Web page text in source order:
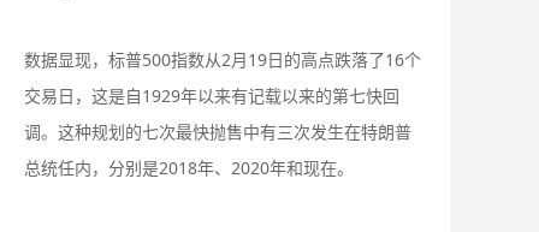
数据显现，标普500指数从2月19日的高点跌落了16个
交易日，这是自1929年以来有记载以来的第七快回
调。这种规划的七次最快抛售中有三次发生在特朗普
总统任内，分别是2018年、2020年和现在。